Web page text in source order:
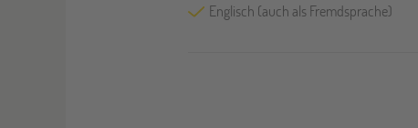
Englisch (auch als Fremdsprache)